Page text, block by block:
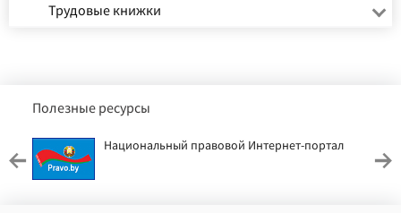
Трудовые книжки
Полезные ресурсы
Национальный правовой Интернет-портал